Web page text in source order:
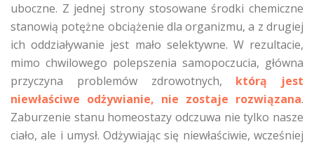
uboczne. Z jednej strony stosowane środki chemiczne
stanowią potężne obciążenie dla organizmu, a z drugiej
ich oddziaływanie jest mało selektywne. W rezultacie,
mimo chwilowego polepszenia samopoczucia, główna
przyczyna problemów zdrowotnych, którą jest
niewłaściwe odżywianie, nie zostaje rozwiązana.
Zaburzenie stanu homeostazy odczuwa nie tylko nasze
ciało, ale i umysł. Odżywiając się niewłaściwie, wcześniej